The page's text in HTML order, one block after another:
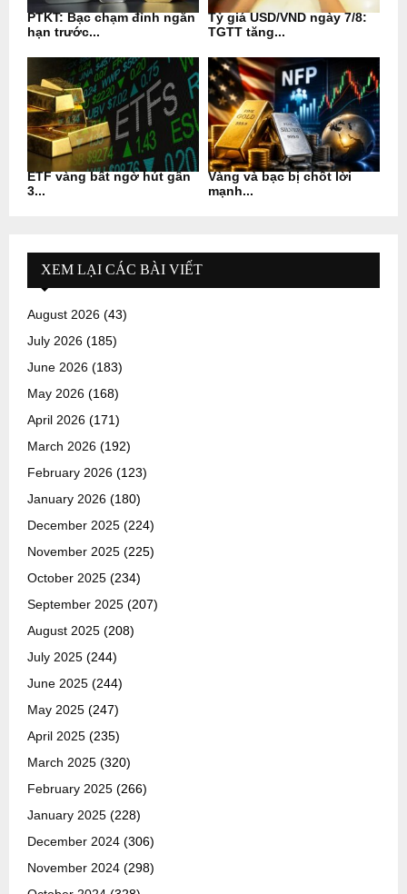
PTKT: Bạc chạm đỉnh ngắn
hạn trước...
Tỷ giá USD/VND ngày 7/8:
TGTT tăng...
ETF vàng bất ngờ hút gần
3...
Vàng và bạc bị chốt lời
mạnh...
XEM LẠI CÁC BÀI VIẾT
August 2026 (43)
July 2026 (185)
June 2026 (183)
May 2026 (168)
April 2026 (171)
March 2026 (192)
February 2026 (123)
January 2026 (180)
December 2025 (224)
November 2025 (225)
October 2025 (234)
September 2025 (207)
August 2025 (208)
July 2025 (244)
June 2025 (244)
May 2025 (247)
April 2025 (235)
March 2025 (320)
February 2025 (266)
January 2025 (228)
December 2024 (306)
November 2024 (298)